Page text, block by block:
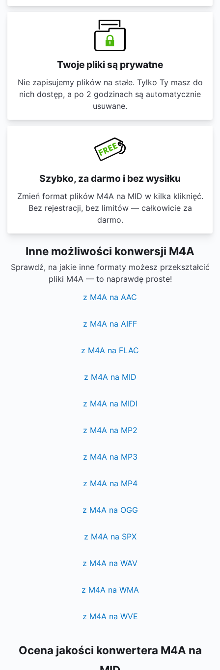
Twoje pliki są prywatne
Nie zapisujemy plików na stałe. Tylko Ty masz do
nich dostęp, a po 2 godzinach są automatycznie
usuwane.
Szybko, za darmo i bez wysiłku
Zmień format plików M4A na MID w kilka kliknięć.
Bez rejestracji, bez limitów — całkowicie za
darmo.
Inne możliwości konwersji M4A
Sprawdź, na jakie inne formaty możesz przekształcić
pliki M4A — to naprawdę proste!
z M4A na AAC
z M4A na AIFF
z M4A na FLAC
z M4A na MID
z M4A na MIDI
z M4A na MP2
z M4A na MP3
z M4A na MP4
z M4A na OGG
z M4A na SPX
z M4A na WAV
z M4A na WMA
z M4A na WVE
Ocena jakości konwertera M4A na